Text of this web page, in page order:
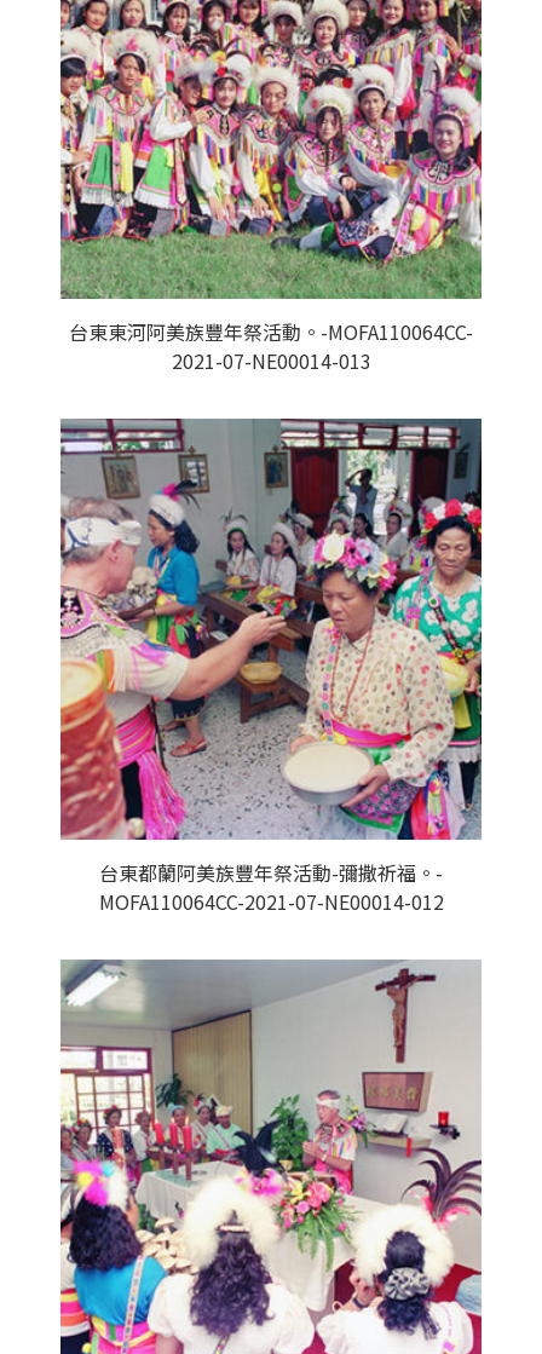
台東東河阿美族豐年祭活動。-MOFA110064CC-
2021-07-NE00014-013
台東都蘭阿美族豐年祭活動-彌撒祈福。-
MOFA110064CC-2021-07-NE00014-012